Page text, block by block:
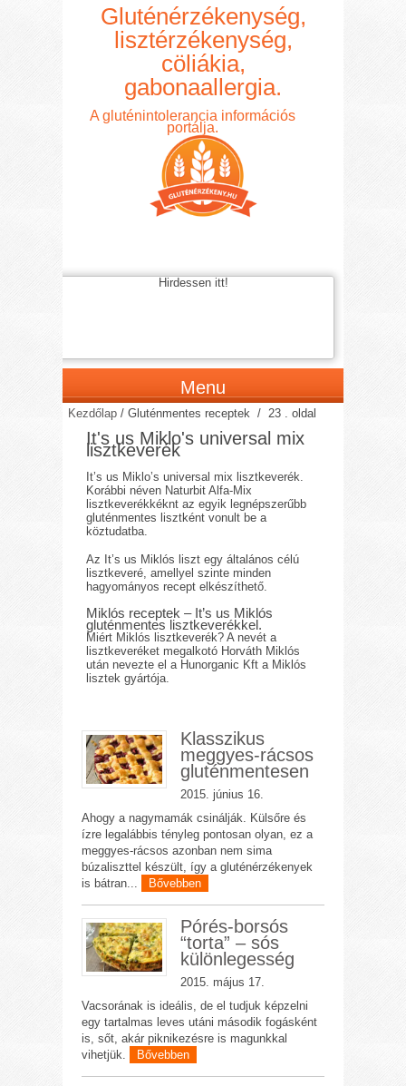
Gluténérzékenység,
lisztérzékenység,
cöliákia,
gabonaallergia.
A gluténintolerancia információs
portálja.
Hirdessen itt!
Menu
Kezdőlap /Gluténmentes receptek / 23 . oldal
It's us Miklo's universal mix
lisztkeverék
It’s us Miklo’s universal mix lisztkeverék.
Korábbi néven Naturbit Alfa-Mix
lisztkeverékkéknt az egyik legnépszerűbb
gluténmentes lisztként vonult be a
köztudatba.
Az It’s us Miklós liszt egy általános célú
lisztkeveré, amellyel szinte minden
hagyományos recept elkészíthető.
Miklós receptek – It’s us Miklós
gluténmentes lisztkeverékkel.
Miért Miklós lisztkeverék? A nevét a
lisztkeveréket megalkotó Horváth Miklós
után nevezte el a Hunorganic Kft a Miklós
lisztek gyártója.
Klasszikus
meggyes-rácsos
gluténmentesen
2015. június 16.
Ahogy a nagymamák csinálják. Külsőre és
ízre legalábbis tényleg pontosan olyan, ez a
meggyes-rácsos azonban nem sima
búzaliszttel készült, így a gluténérzékenyek
is bátran...
Bővebben
Pórés-borsós
“torta” – sós
különlegesség
2015. május 17.
Vacsorának is ideális, de el tudjuk képzelni
egy tartalmas leves utáni második fogásként
is, sőt, akár piknikezésre is magunkkal
vihetjük.
Bővebben